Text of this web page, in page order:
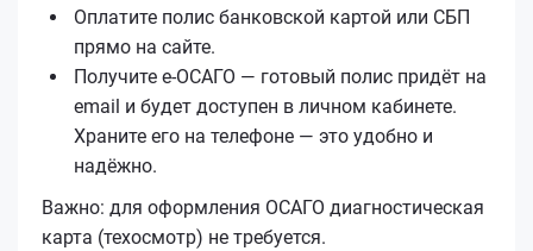
Оплатите полис банковской картой или СБП
прямо на сайте.
Получите е‑ОСАГО — готовый полис придёт на
email и будет доступен в личном кабинете.
Храните его на телефоне — это удобно и
надёжно.
Важно: для оформления ОСАГО диагностическая
карта (техосмотр) не требуется.